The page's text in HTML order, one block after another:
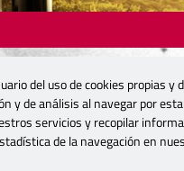
del uso de cookies propias y
y de análisis al navegar por
servicios y recopilar
de la navegación en